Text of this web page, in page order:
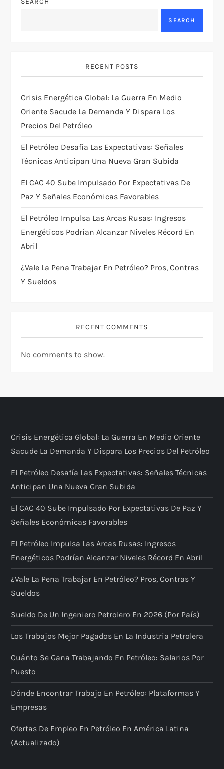
a
t
i
o
n
SEARCH
RECENT POSTS
Crisis Energética Global: La Guerra En Medio
Oriente Sacude La Demanda Y Dispara Los
Precios Del Petróleo
El Petróleo Desafía Las Expectativas: Señales
Técnicas Anticipan Una Nueva Gran Subida
El CAC 40 Sube Impulsado Por Expectativas De
Paz Y Señales Económicas Favorables
El Petróleo Impulsa Las Arcas Rusas: Ingresos
Energéticos Podrían Alcanzar Niveles Récord En
Abril
¿Vale La Pena Trabajar En Petróleo? Pros, Contras
Y Sueldos
RECENT COMMENTS
No comments to show.
Crisis Energética Global: La Guerra En Medio Oriente
Sacude La Demanda Y Dispara Los Precios Del Petróleo
El Petróleo Desafía Las Expectativas: Señales Técnicas
Anticipan Una Nueva Gran Subida
El CAC 40 Sube Impulsado Por Expectativas De Paz Y
Señales Económicas Favorables
El Petróleo Impulsa Las Arcas Rusas: Ingresos
Energéticos Podrían Alcanzar Niveles Récord En Abril
¿Vale La Pena Trabajar En Petróleo? Pros, Contras Y
Sueldos
Sueldo De Un Ingeniero Petrolero En 2026 (por País)
Los Trabajos Mejor Pagados En La Industria Petrolera
Cuánto Se Gana Trabajando En Petróleo: Salarios Por
Puesto
Dónde Encontrar Trabajo En Petróleo: Plataformas Y
Empresas
Ofertas De Empleo En Petróleo En América Latina
(actualizado)